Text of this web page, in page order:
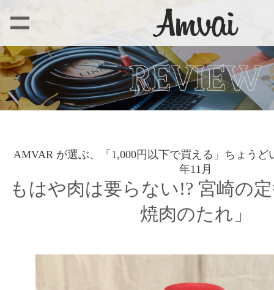
AMVAR が選ぶ、「1,000円以下で買える」ちょうど
年11月
もはや肉は要らない!? 宮崎の
焼肉のたれ」